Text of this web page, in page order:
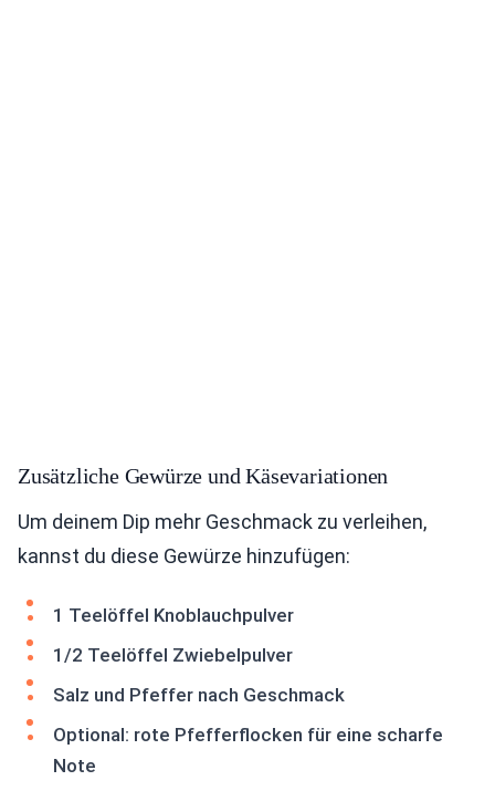
Zusätzliche Gewürze und Käsevariationen
Um deinem Dip mehr Geschmack zu verleihen,
kannst du diese Gewürze hinzufügen:
1 Teelöffel Knoblauchpulver
1/2 Teelöffel Zwiebelpulver
Salz und Pfeffer nach Geschmack
Optional: rote Pfefferflocken für eine scharfe
Note